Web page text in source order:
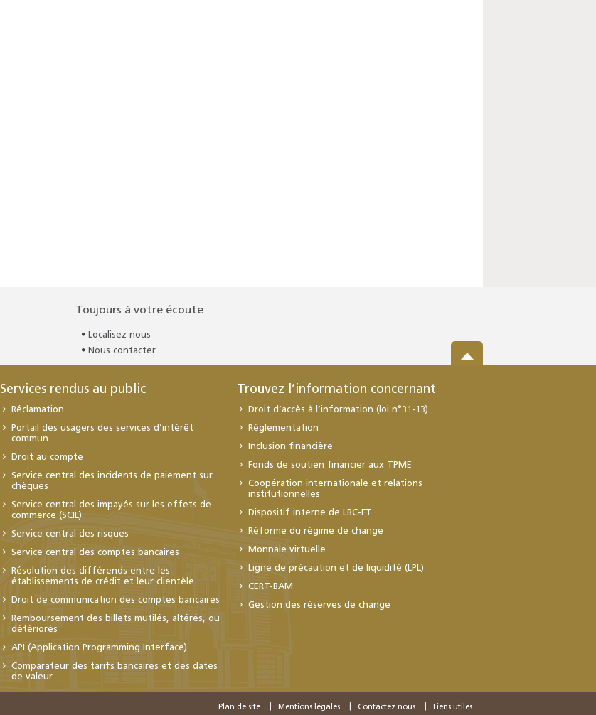
Toujours à votre écoute
Localisez nous
Nous contacter
Services rendus au public
Réclamation
Portail des usagers des services d’intérêt
commun
Droit au compte
Service central des incidents de paiement sur
chèques
Service central des impayés sur les effets de
commerce (SCIL)
Service central des risques
Service central des comptes bancaires
Résolution des différends entre les
établissements de crédit et leur clientèle
Droit de communication des comptes bancaires
Remboursement des billets mutilés, altérés, ou
détériorés
API (Application Programming Interface)
Comparateur des tarifs bancaires et des dates
de valeur
Trouvez l’information concernant
Droit d’accès à l’information (loi n°31-13)
Réglementation
Inclusion financière
Fonds de soutien financier aux TPME
Coopération internationale et relations
institutionnelles
Dispositif interne de LBC-FT
Réforme du régime de change
Monnaie virtuelle
Ligne de précaution et de liquidité (LPL)
CERT-BAM
Gestion des réserves de change
Plan de site Mentions légales Contactez nous Liens utiles